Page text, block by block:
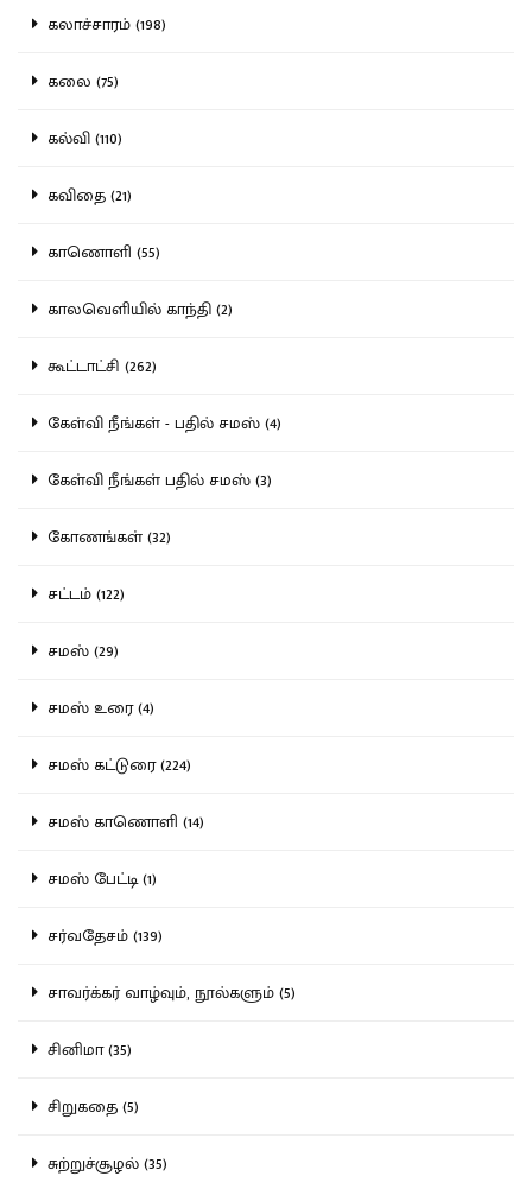
கலாச்சாரம் (198)
கலை (75)
கல்வி (110)
கவிதை (21)
காணொளி (55)
காலவெளியில் காந்தி (2)
கூட்டாட்சி (262)
கேள்வி நீங்கள் - பதில் சமஸ் (4)
கேள்வி நீங்கள் பதில் சமஸ் (3)
கோணங்கள் (32)
சட்டம் (122)
சமஸ் (29)
சமஸ் உரை (4)
சமஸ் கட்டுரை (224)
சமஸ் காணொளி (14)
சமஸ் பேட்டி (1)
சர்வதேசம் (139)
சாவர்க்கர் வாழ்வும், நூல்களும் (5)
சினிமா (35)
சிறுகதை (5)
சுற்றுச்சூழல் (35)